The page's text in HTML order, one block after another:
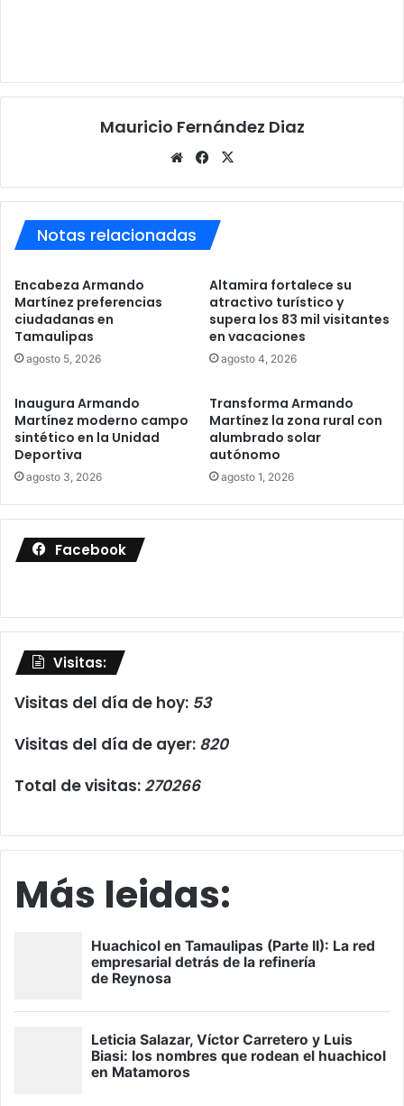
Mauricio Fernández Diaz
Sitio
Facebook
Notas relacionadas
Encabeza Armando
Martínez preferencias
ciudadanas en
Tamaulipas
agosto 5, 2026
Altamira fortalece su
atractivo turístico y
supera los 83 mil visitantes
en vacaciones
agosto 4, 2026
Inaugura Armando
Martínez moderno campo
sintético en la Unidad
Deportiva
agosto 3, 2026
Transforma Armando
Martínez la zona rural con
alumbrado solar
autónomo
agosto 1, 2026
Facebook
Visitas:
Visitas del día de hoy: 53
Visitas del día de ayer: 820
Total de visitas: 270266
Más leidas: